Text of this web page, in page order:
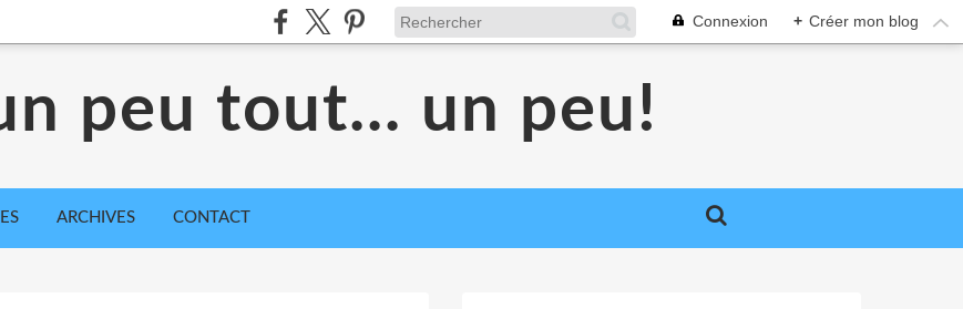
Connexion + Créer mon blog
peu tout... un peu!
ARCHIVES CONTACT